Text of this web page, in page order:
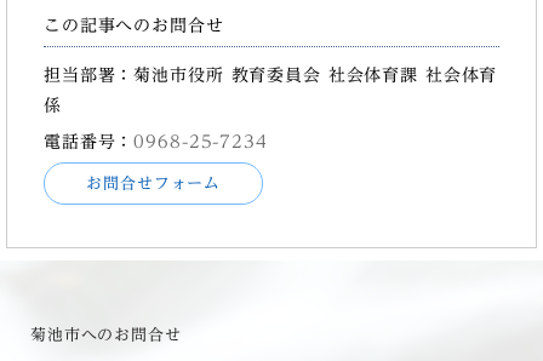
この記事へのお問合せ
担当部署：菊池市役所 教育委員会 社会体育課 社会体育
係
電話番号：0968-25-7234
お問合せフォーム
菊池市へのお問合せ